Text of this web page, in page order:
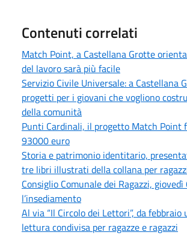
Contenuti correlati
Match Point, a Castellana Grotte
del lavoro sarà più facile
Servizio Civile Universale: a Castellana
progetti per i giovani che vogliono
della comunità
Punti Cardinali, il progetto Match Point
93000 euro
Storia e patrimonio identitario,
tre libri illustrati della collana per
Consiglio Comunale dei Ragazzi,
l’insediamento
Al via “Il Circolo dei Lettori”, da febbraio
lettura condivisa per ragazze e ragazzi